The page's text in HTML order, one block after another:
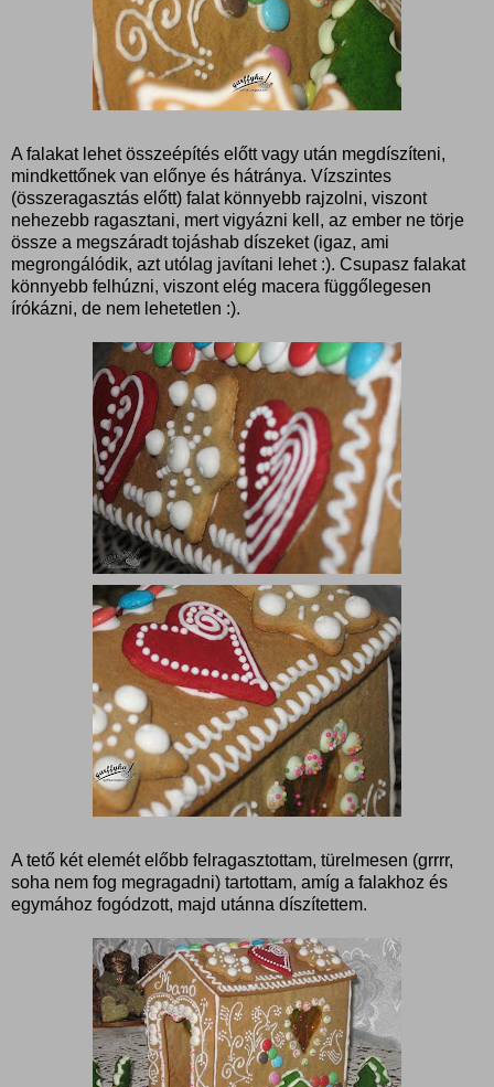
A falakat lehet összeépítés előtt vagy után megdíszíteni,
mindkettőnek van előnye és hátránya. Vízszintes
(összeragasztás előtt) falat könnyebb rajzolni, viszont
nehezebb ragasztani, mert vigyázni kell, az ember ne törje
össze a megszáradt tojáshab díszeket (igaz, ami
megrongálódik, azt utólag javítani lehet :). Csupasz falakat
könnyebb felhúzni, viszont elég macera függőlegesen
írókázni, de nem lehetetlen :).
A tető két elemét előbb felragasztottam, türelmesen (grrrr,
soha nem fog megragadni) tartottam, amíg a falakhoz és
egymához fogódzott, majd utánna díszítettem.